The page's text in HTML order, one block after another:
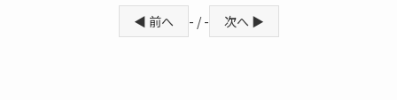
◀ 前へ - / - 次へ ▶